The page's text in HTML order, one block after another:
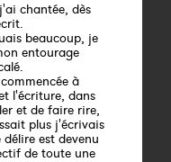
chantée, dès
beaucoup, je
entourage
à
l'écriture, dans
et de faire rire,
plus j'écrivais
est devenu
de toute une